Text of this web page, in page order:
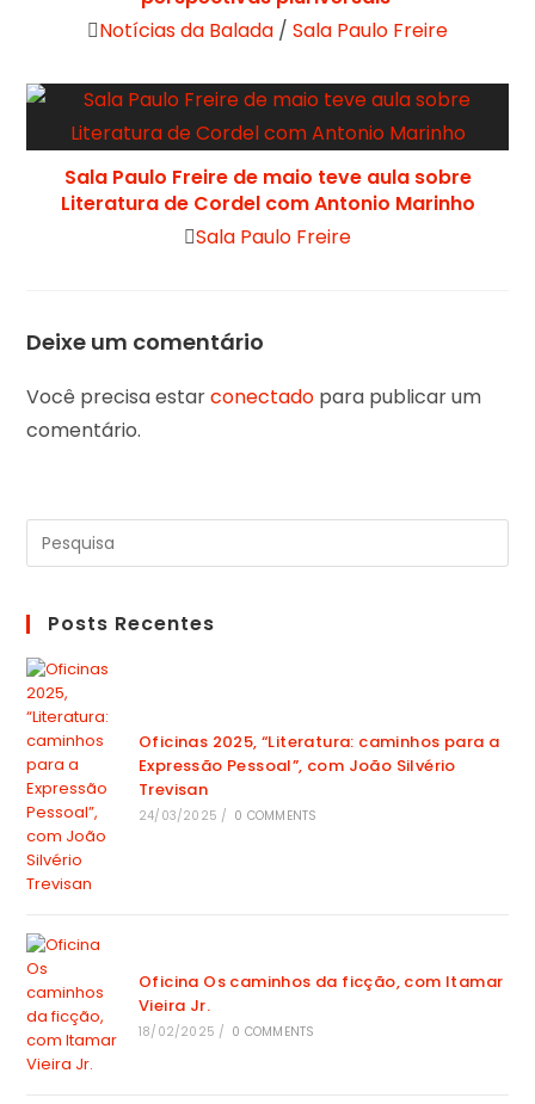
Notícias da Balada / Sala Paulo Freire
Sala Paulo Freire de maio teve aula sobre
Literatura de Cordel com Antonio Marinho
Sala Paulo Freire
Deixe um comentário
Você precisa estarconectado para publicar um
comentário.
Posts Recentes
Oficinas 2025, “Literatura: caminhos para a
Expressão Pessoal”, com João Silvério
Trevisan
24/03/2025 / 0 COMMENTS
Oficina Os caminhos da ficção, com Itamar
Vieira Jr.
18/02/2025 / 0 COMMENTS